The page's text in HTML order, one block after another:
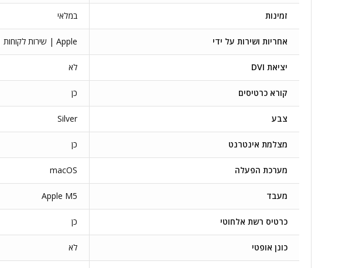
זמינות במלאי
אחריות ושירות על ידי Apple | שירות לקוחות | 1-700-70-18-70
יציאת DVI לא
קורא כרטיסים כן
צבע Silver
מצלמת אינטרנט כן
מערכת הפעלה macOS
מעבד Apple M5
כרטיס רשת אלחוטי כן
כונן אופטי לא